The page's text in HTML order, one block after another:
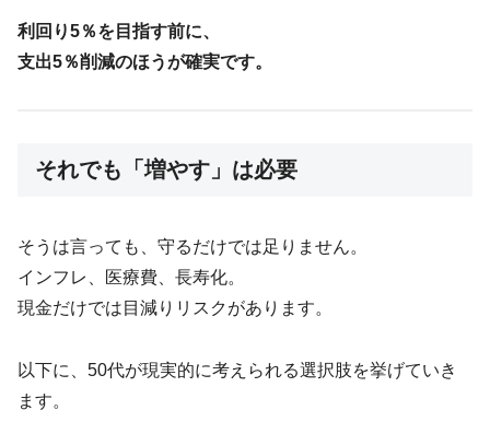
利回り5％を目指す前に、
支出5％削減のほうが確実です。
それでも「増やす」は必要
そうは言っても、守るだけでは足りません。
インフレ、医療費、長寿化。
現金だけでは目減りリスクがあります。
以下に、50代が現実的に考えられる選択肢を挙げていき
ます。